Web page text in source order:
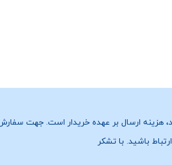
ارسال بر عهده خریدار است. جهت
باشید. با تشکر